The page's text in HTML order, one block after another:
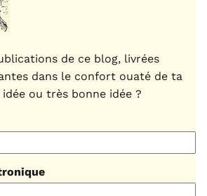
de ce blog, livrées
dans le confort ouaté de ta
ou très bonne idée ?